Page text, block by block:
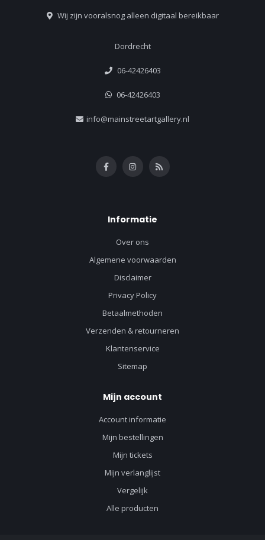
Wij zijn vooralsnog alleen digitaal bereikbaar
Dordrecht
06-42426403
06-42426403
info@mainstreetartgallery.nl
Informatie
Over ons
Algemene voorwaarden
Disclaimer
Privacy Policy
Betaalmethoden
Verzenden & retourneren
Klantenservice
Sitemap
Mijn account
Account informatie
Mijn bestellingen
Mijn tickets
Mijn verlanglijst
Vergelijk
Alle producten